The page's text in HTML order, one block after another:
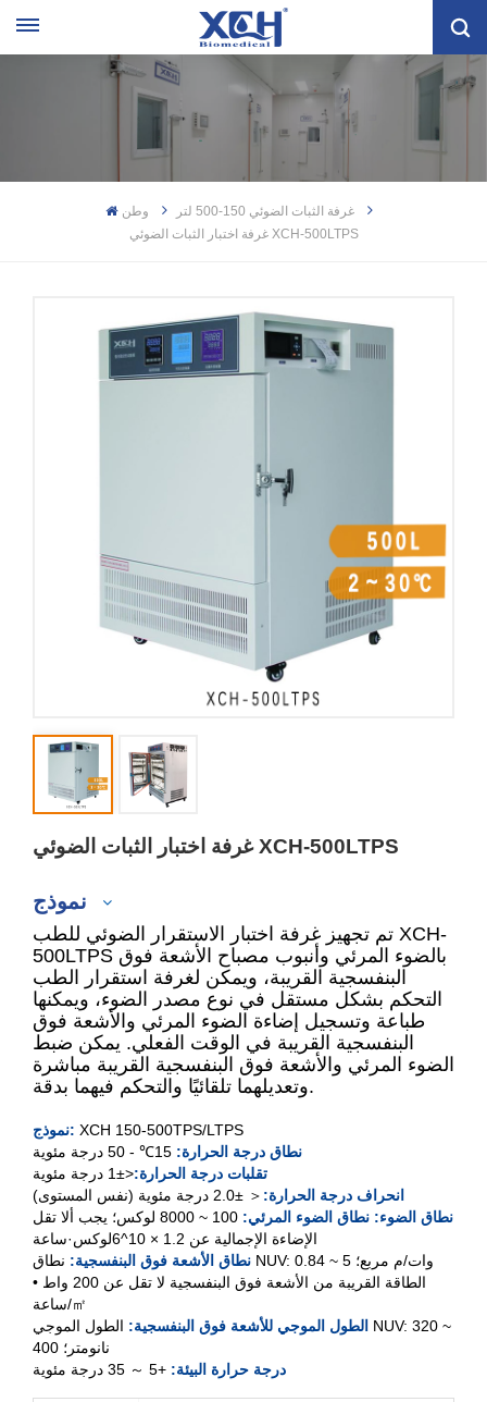
وطن
غرفة الثبات الضوئي 150-500 لتر
غرفة اختبار الثبات الضوئي XCH-500LTPS
غرفة اختبار الثبات الضوئي XCH-500LTPS
XCH-150TPS
XCH- 300 TPS
XCH-300LTPS
XCH-500LTPS
تم تجهيز غرفة اختبار الاستقرار الضوئي للطب XCH-
500LTPS بالضوء المرئي وأنبوب مصباح الأشعة فوق
البنفسجية القريبة، ويمكن لغرفة استقرار الطب
التحكم بشكل مستقل في نوع مصدر الضوء، ويمكنها
طباعة وتسجيل إضاءة الضوء المرئي والأشعة فوق
البنفسجية القريبة في الوقت الفعلي. يمكن ضبط
الضوء المرئي والأشعة فوق البنفسجية القريبة مباشرة
وتعديلهما تلقائيًا والتحكم فيهما بدقة.
نموذج: XCH 150-500TPS/LTPS
نطاق درجة الحرارة: 15
℃ - 50 درجة مئوية
تقلبات درجة الحرارة:<±1 درجة مئوية
انحراف درجة الحرارة: ＜ ±2.0 درجة مئوية (نفس المستوى)
نطاق الضوء: نطاق الضوء المرئي:
يجب ألا تقل
الإضاءة الإجمالية عن 1.2 × 10^6لوكس·ساعة
نطاق الأشعة فوق البنفسجية: نطاق NUV: 0.84 ~ 5 وات/م مربع؛
الطاقة القريبة من الأشعة فوق البنفسجية لا تقل عن 200 واط •
ساعة/㎡
الطول الموجي للأشعة فوق البنفسجية: الطول الموجي NUV: 320 ~
400 نانومتر؛
درجة حرارة البيئة: +5 ～ 35 درجة مئوية